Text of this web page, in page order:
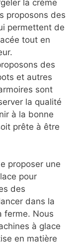
la crème
proposons des
permettent de
tout en
des
et autres
sont
la qualité
à la bonne
prête à être
proposer une
pour
des
dans la
ferme. Nous
à glace
en matière